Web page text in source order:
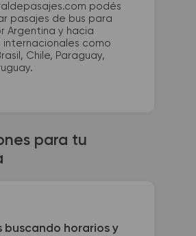
podés
pasajes de bus para
Argentina y hacia
internacionales como
Chile, Paraguay,
para tu
buscando horarios y